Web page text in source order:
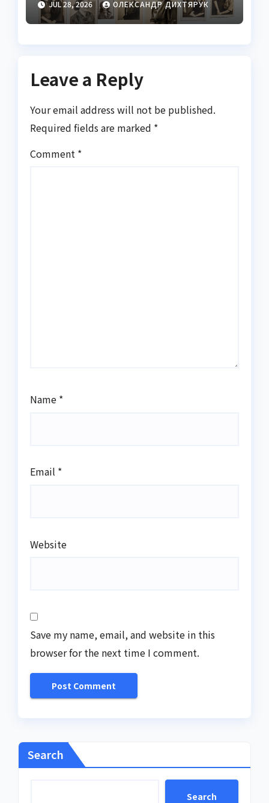
JUL 28, 2026 ОЛЕКСАНДР ДИХТЯРУК
Leave a Reply
Your email address will not be published.
Required fields are marked *
Comment *
Name *
Email *
Website
Save my name, email, and website in this
browser for the next time I comment.
Search
Search